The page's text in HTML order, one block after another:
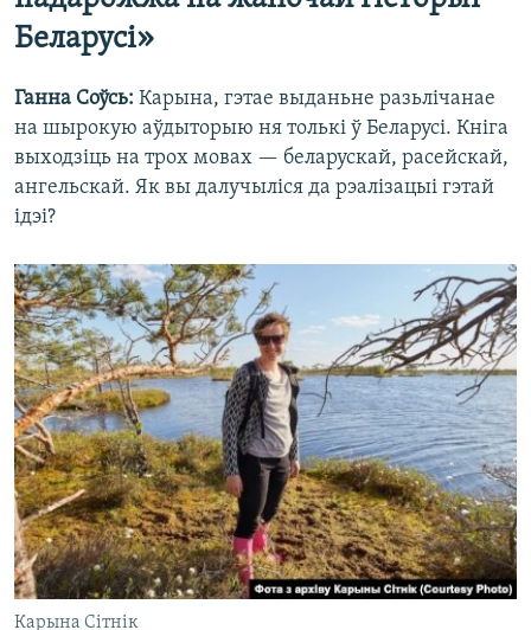
Беларусі»
Ганна Соўсь: Карына, гэтае выданьне разьлічанае
на шырокую аўдыторыю ня толькі ў Беларусі. Кніга
выходзіць на трох мовах — беларускай, расейскай,
ангельскай. Як вы далучыліся да рэалізацыі гэтай
ідэі?
Карына Сітнік